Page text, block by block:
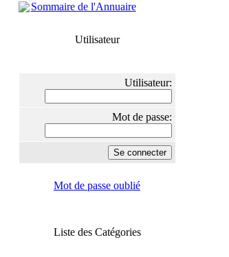
Sommaire de l'Annuaire
Utilisateur
Utilisateur:
Mot de passe:
Mot de passe oublié
Liste des Catégories